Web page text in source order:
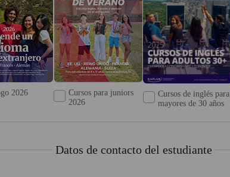
2026
Cursos para juniors
2026
Cursos de inglés para
mayores de 30 años
Datos de contacto del estudiante